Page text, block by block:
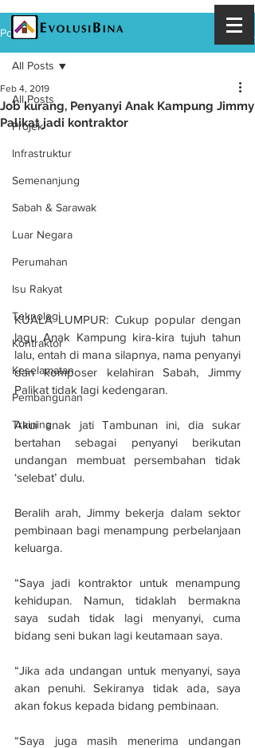
Post
All Posts
Projek
Infrastruktur
Semenanjung
Sabah & Sarawak
Luar Negara
Perumahan
Isu Rakyat
Teknologi
Kontraktor
Keselamatan
Pembangunan
Training
All Posts
Job kurang, Penyanyi Anak Kampung Jimmy
Palikat jadi kontraktor
Feb 4, 2019
KUALA LUMPUR: Cukup popular dengan
lagu Anak Kampung kira-kira tujuh tahun
lalu, entah di mana silapnya, nama penyanyi
dan komposer kelahiran Sabah, Jimmy
Palikat tidak lagi kedengaran.
Akui anak jati Tambunan ini, dia sukar
bertahan sebagai penyanyi berikutan
undangan membuat persembahan tidak
‘selebat’ dulu.
Beralih arah, Jimmy bekerja dalam sektor
pembinaan bagi menampung perbelanjaan
keluarga.
“Saya jadi kontraktor untuk menampung
kehidupan. Namun, tidaklah bermakna
saya sudah tidak lagi menyanyi, cuma
bidang seni bukan lagi keutamaan saya.
“Jika ada undangan untuk menyanyi, saya
akan penuhi. Sekiranya tidak ada, saya
akan fokus kepada bidang pembinaan.
“Saya juga masih menerima undangan